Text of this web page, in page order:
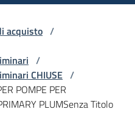
acquisto /
/
CHIUSE /
POMPE PER
PLUMSenza Titolo